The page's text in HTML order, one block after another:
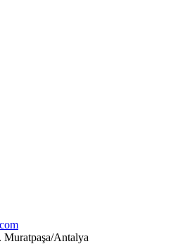
Muratpaşa/Antalya